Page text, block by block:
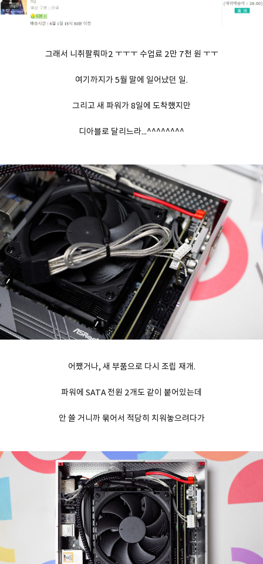
그래서 니취팔뤄마2 ㅜㅜㅜ 수업료 2만 7천 원 ㅜㅜ
여기까지가 5월 말에 일어났던 일.
그리고 새 파워가 8일에 도착했지만
디아블로 달리느라...^^^^^^^^
어쨌거나, 새 부품으로 다시 조립 재개.
파워에 SATA 전원 2개도 같이 붙어있는데
안 쓸 거니까 묶어서 적당히 치워놓으려다가